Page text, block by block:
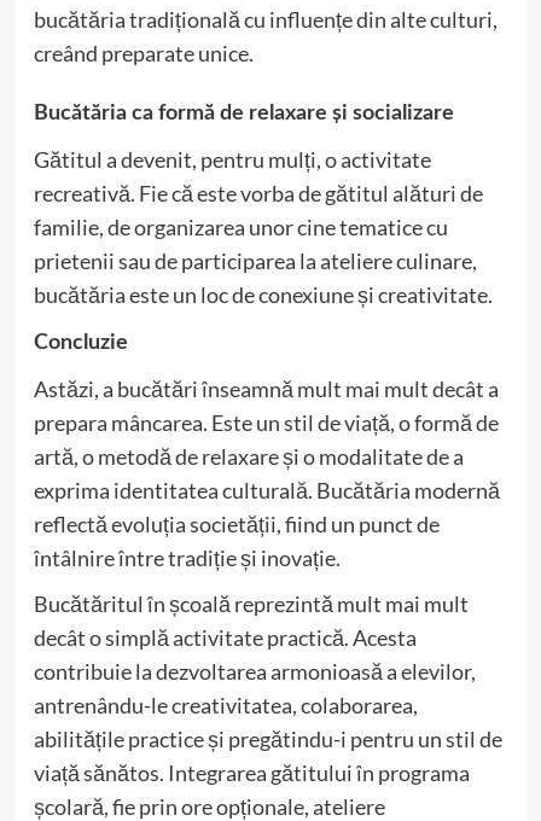
bucătăria tradițională cu influențe din alte culturi,
creând preparate unice.
Bucătăria ca formă de relaxare și socializare
Gătitul a devenit, pentru mulți, o activitate
recreativă. Fie că este vorba de gătitul alături de
familie, de organizarea unor cine tematice cu
prietenii sau de participarea la ateliere culinare,
bucătăria este un loc de conexiune și creativitate.
Concluzie
Astăzi, a bucătări înseamnă mult mai mult decât a
prepara mâncarea. Este un stil de viață, o formă de
artă, o metodă de relaxare și o modalitate de a
exprima identitatea culturală. Bucătăria modernă
reflectă evoluția societății, fiind un punct de
întâlnire între tradiție și inovație.
Bucătăritul în școală reprezintă mult mai mult
decât o simplă activitate practică. Acesta
contribuie la dezvoltarea armonioasă a elevilor,
antrenându-le creativitatea, colaborarea,
abilitățile practice și pregătindu-i pentru un stil de
viață sănătos. Integrarea gătitului în programa
școlară, fie prin ore opționale, ateliere